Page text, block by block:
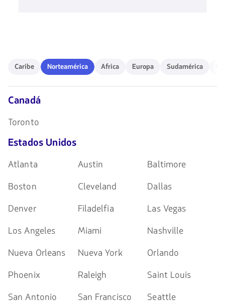
para
navegar
Caribe
Caribe Norteamérica
Norteamérica Africa
Africa Europa
Europa Sudamérica
Sudamérica
Canadá
Toronto
Estados Unidos
Atlanta Austin
Baltimore
Boston
Cleveland
Dallas
Denver
Filadelfia
Las Vegas
Los Angeles
Miami
Nashville
Nueva Orleans
Nueva York
Orlando
Phoenix
Raleigh
Saint Louis
San Antonio
San Francisco
Seattle